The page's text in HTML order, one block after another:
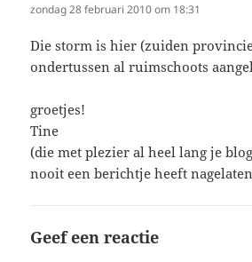
zondag 28 februari 2010 om 18:31
Die storm is hier (zuiden
ondertussen al ruimschoots
groetjes!
Tine
(die met plezier al heel lang je
nooit een berichtje heeft
Geef een reactie